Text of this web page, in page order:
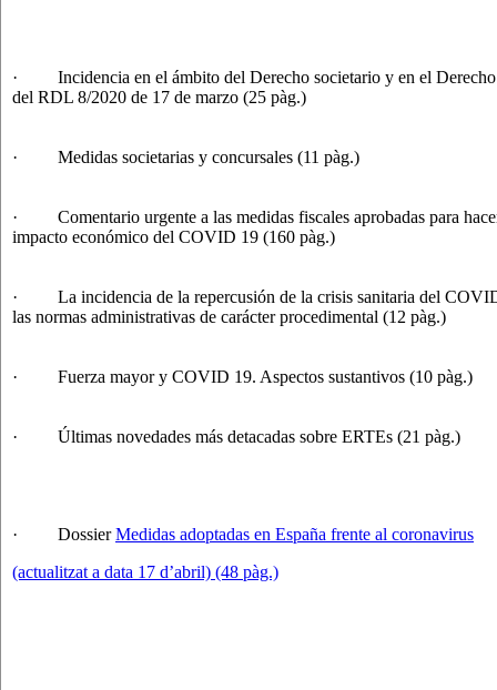
· Incidencia en el ámbito del Derecho societario y en el Derecho
del RDL 8/2020 de 17 de marzo (25 pàg.)
· Medidas societarias y concursales (11 pàg.)
· Comentario urgente a las medidas fiscales aprobadas para
impacto económico del COVID 19 (160 pàg.)
· La incidencia de la repercusión de la crisis sanitaria del
las normas administrativas de carácter procedimental (12 pàg.)
· Fuerza mayor y COVID 19. Aspectos sustantivos (10 pàg.)
· Últimas novedades más detacadas sobre ERTEs (21 pàg.)
· DossierMedidas adoptadas en España frente al coronavirus
(actualitzat a data 17 d’abril) (48 pàg.)